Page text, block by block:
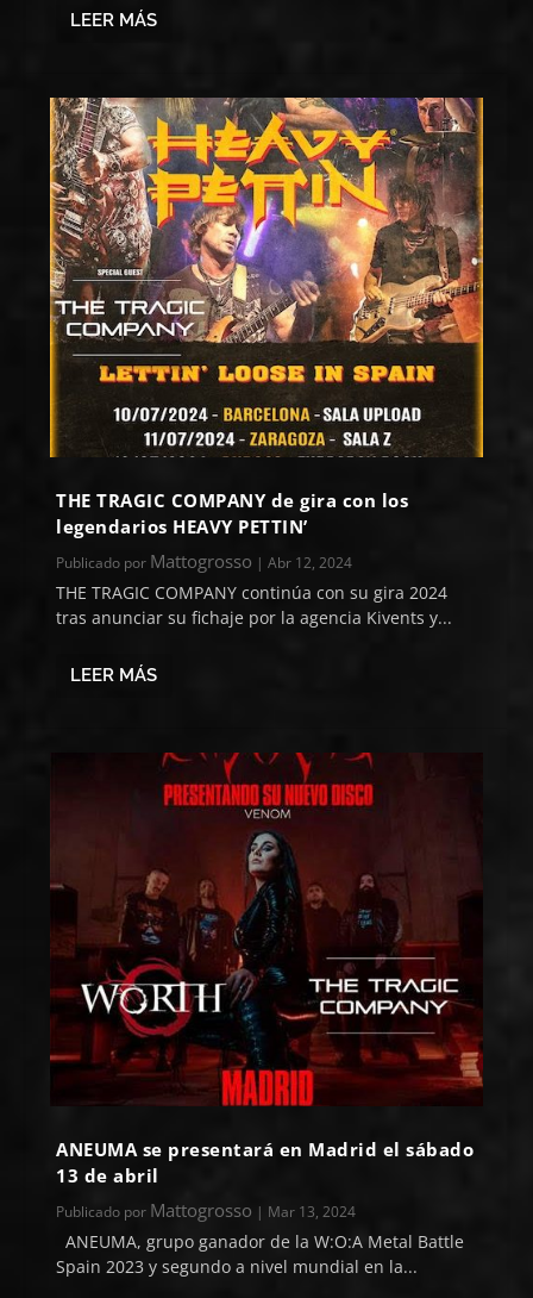
LEER MÁS
THE TRAGIC COMPANY de gira con los
legendarios HEAVY PETTIN’
Publicado por Mattogrosso |Abr 12, 2024
THE TRAGIC COMPANY continúa con su gira 2024
tras anunciar su fichaje por la agencia Kivents y...
LEER MÁS
ANEUMA se presentará en Madrid el sábado
13 de abril
Publicado por Mattogrosso | Mar 13, 2024
ANEUMA, grupo ganador de la W:O:A Metal Battle
Spain 2023 y segundo a nivel mundial en la...